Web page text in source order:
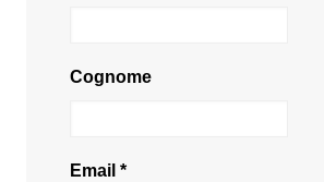
Cognome
Email *